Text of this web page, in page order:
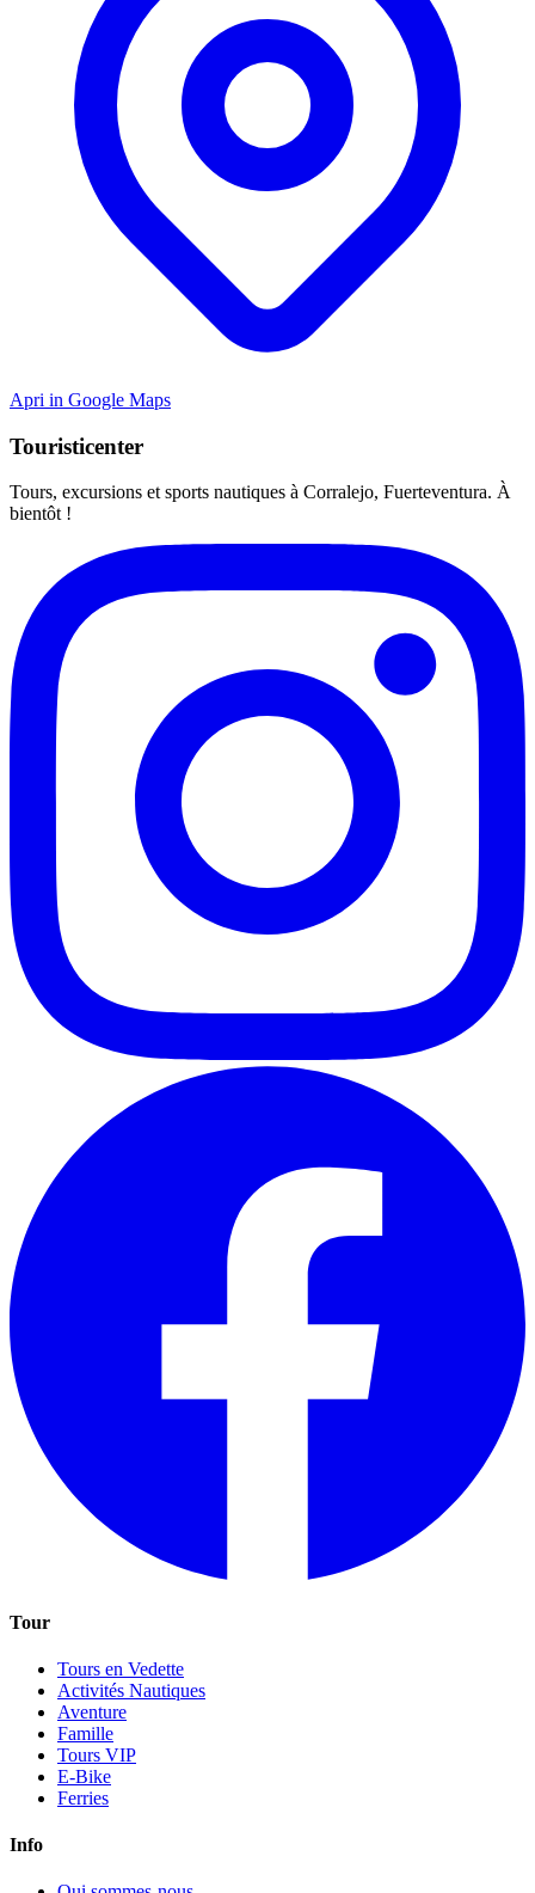
Apri in Google Maps
Touristicenter
Tours, excursions et sports nautiques à Corralejo, Fuerteventura. À
bientôt !
Tour
Tours en Vedette
Activités Nautiques
Aventure
Famille
Tours VIP
E-Bike
Ferries
Info